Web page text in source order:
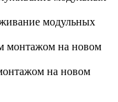
модульных
на новом